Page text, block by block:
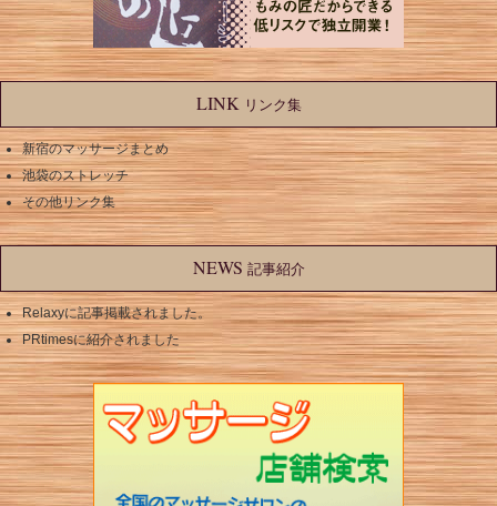
LINK リンク集
新宿のマッサージまとめ
池袋のストレッチ
その他リンク集
NEWS 記事紹介
Relaxyに記事掲載されました。
PRtimesに紹介されました